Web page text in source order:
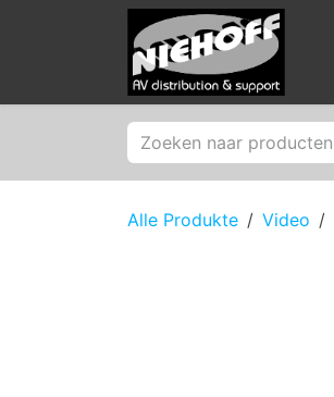
Zum Inhalt springen
Alle Produkte Video